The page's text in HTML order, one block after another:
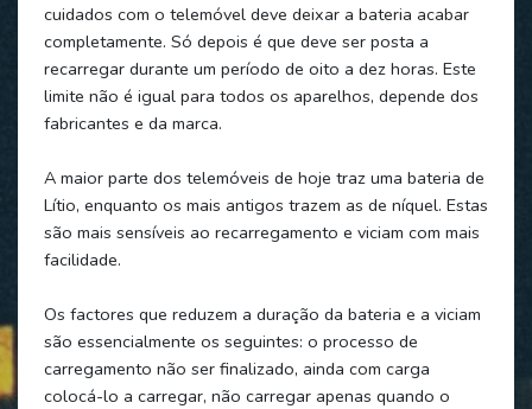
cuidados com o telemóvel deve deixar a bateria acabar
completamente. Só depois é que deve ser posta a
recarregar durante um período de oito a dez horas. Este
limite não é igual para todos os aparelhos, depende dos
fabricantes e da marca.
A maior parte dos telemóveis de hoje traz uma bateria de
Lítio, enquanto os mais antigos trazem as de níquel. Estas
são mais sensíveis ao recarregamento e viciam com mais
facilidade.
Os factores que reduzem a duração da bateria e a viciam
são essencialmente os seguintes: o processo de
carregamento não ser finalizado, ainda com carga
colocá-lo a carregar, não carregar apenas quando o